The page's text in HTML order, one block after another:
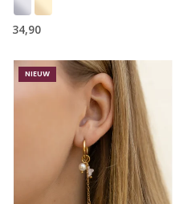
34,90
NIEUW